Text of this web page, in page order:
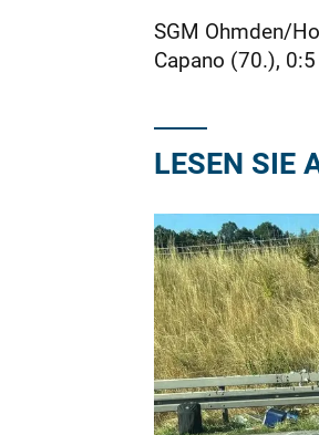
SGM Ohmden/
Capano (70.),
LESEN SIE